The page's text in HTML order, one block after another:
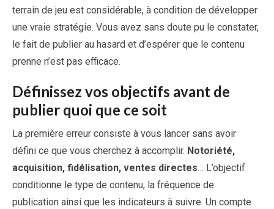
terrain de jeu est considérable, à condition de développer
une vraie stratégie. Vous avez sans doute pu le constater,
le fait de publier au hasard et d’espérer que le contenu
prenne n’est pas efficace.
Définissez vos objectifs avant de
publier quoi que ce soit
La première erreur consiste à vous lancer sans avoir
défini ce que vous cherchez à accomplir. Notoriété,
acquisition, fidélisation, ventes directes… L’objectif
conditionne le type de contenu, la fréquence de
publication ainsi que les indicateurs à suivre. Un compte